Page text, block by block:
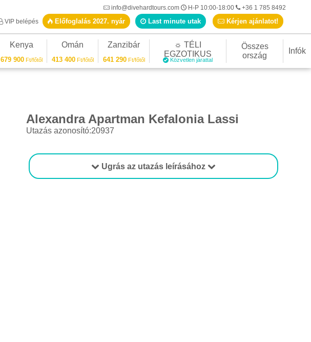
info@divehardtours.com H-P 10:00-18:00
+36 1 785 8492
VIP belépés
Előfoglalás 2027. nyár Last minute utak Kérjen ajánlatot!
Kenya
679 900Ft/főtől
Omán
413 400Ft/főtől
Zanzibár
641 290Ft/főtől
☼ TÉLI
EGZOTIKUS
Közvetlen járattal
Összes
ország
Infók
Alexandra Apartman Kefalonia Lassi
Utazás azonosító:20937
Ugrás az utazás leírásához